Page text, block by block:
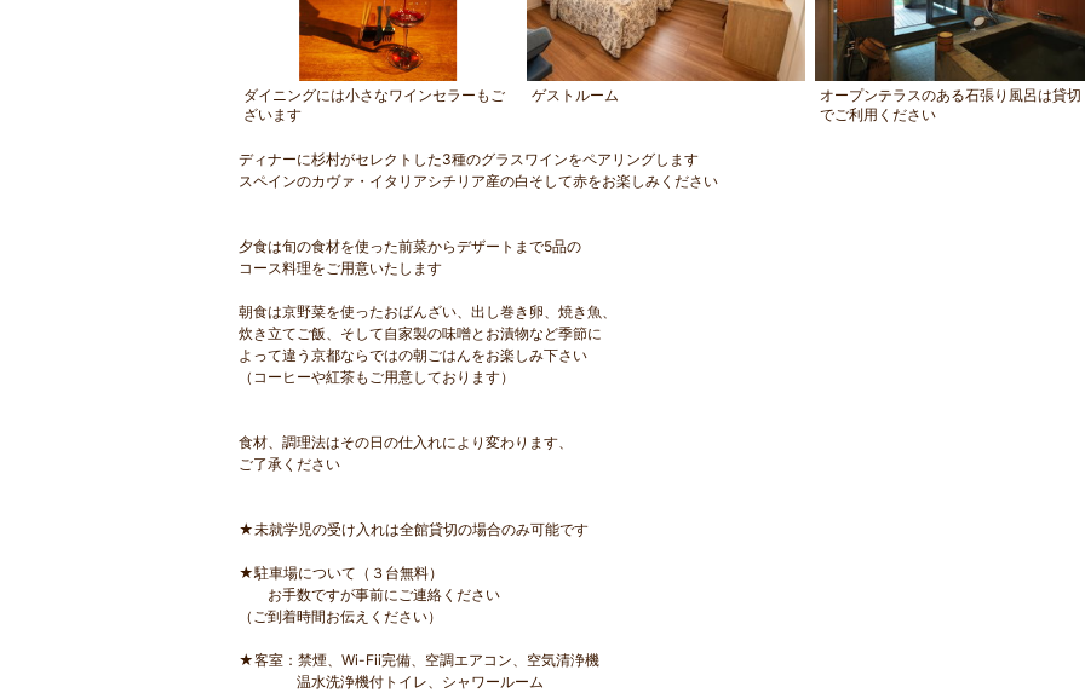
ダイニングには小さなワインセラーもご
ざいます
ゲストルーム
オープンテラスのある石張り風呂は貸切
でご利用ください
ディナーに杉村がセレクトした3種のグラスワインをペアリングします
スペインのカヴァ・イタリアシチリア産の白そして赤をお楽しみください
夕食は旬の食材を使った前菜からデザートまで5品の
コース料理をご用意いたします
朝食は京野菜を使ったおばんざい、出し巻き卵、焼き魚、
炊き立てご飯、そして自家製の味噌とお漬物など季節に
よって違う京都ならではの朝ごはんをお楽しみ下さい
（コーヒーや紅茶もご用意しております）
食材、調理法はその日の仕入れにより変わります、
ご了承ください
★未就学児の受け入れは全館貸切の場合のみ可能です
★駐車場について（３台無料）
お手数ですが事前にご連絡ください
（ご到着時間お伝えください）
★客室：禁煙、Wi-Fii完備、空調エアコン、空気清浄機
温水洗浄機付トイレ、シャワールーム